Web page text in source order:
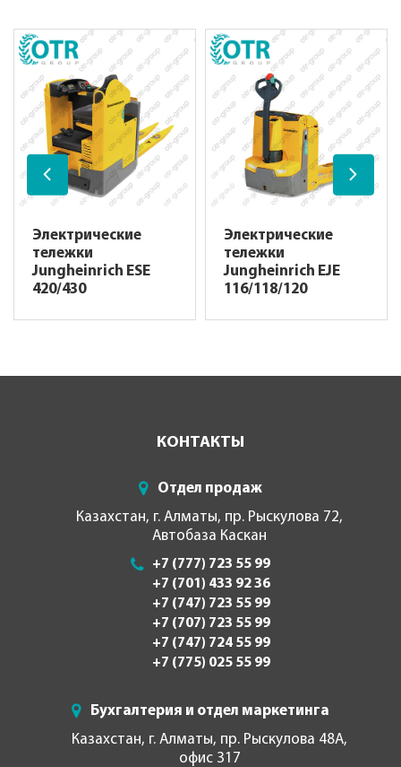
Электрические
тележки
Jungheinrich ESE
420/430
Электрические
тележки
Jungheinrich EJE
116/118/120
КОНТАКТЫ
Отдел продаж
Казахстан, г. Алматы, пр. Рыскулова 72,
Автобаза Каскан
+7 (777) 723 55 99
+7 (701) 433 92 36
+7 (747) 723 55 99
+7 (707) 723 55 99
+7 (747) 724 55 99
+7 (775) 025 55 99
Бухгалтерия и отдел маркетинга
Казахстан, г. Алматы, пр. Рыскулова 48А,
офис 317